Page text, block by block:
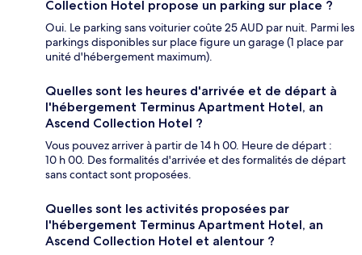
Collection Hotel propose un parking sur place ?
Oui. Le parking sans voiturier coûte 25 AUD par nuit. Parmi les
parkings disponibles sur place figure un garage (1 place par
unité d'hébergement maximum).
Quelles sont les heures d'arrivée et de départ à
l'hébergement Terminus Apartment Hotel, an
Ascend Collection Hotel ?
Vous pouvez arriver à partir de 14 h 00. Heure de départ :
10 h 00. Des formalités d'arrivée et des formalités de départ
sans contact sont proposées.
Quelles sont les activités proposées par
l'hébergement Terminus Apartment Hotel, an
Ascend Collection Hotel et alentour ?